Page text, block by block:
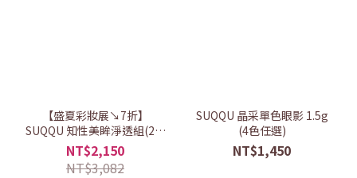
【盛夏彩妝展↘7折】
SUQQU 知性美眸淨透組(2色
任選)
NT$2,150
NT$3,082
SUQQU 晶采單色眼影 1.5g
(4色任選)
NT$1,450